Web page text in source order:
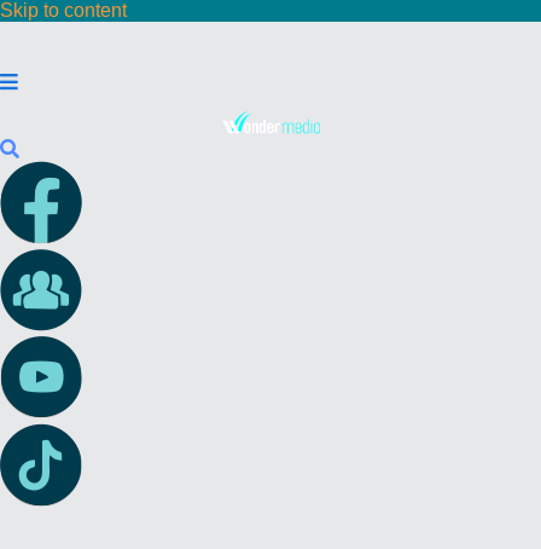
Skip to content